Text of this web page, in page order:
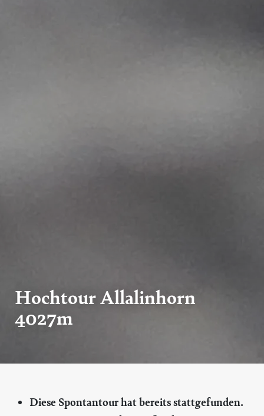
Hochtour Allalinhorn
4027m
Diese Spontantour hat bereits stattgefunden.